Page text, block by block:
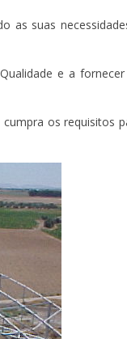
as suas
e a
os requisitos